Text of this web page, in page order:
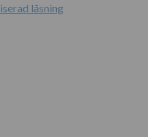
låsning